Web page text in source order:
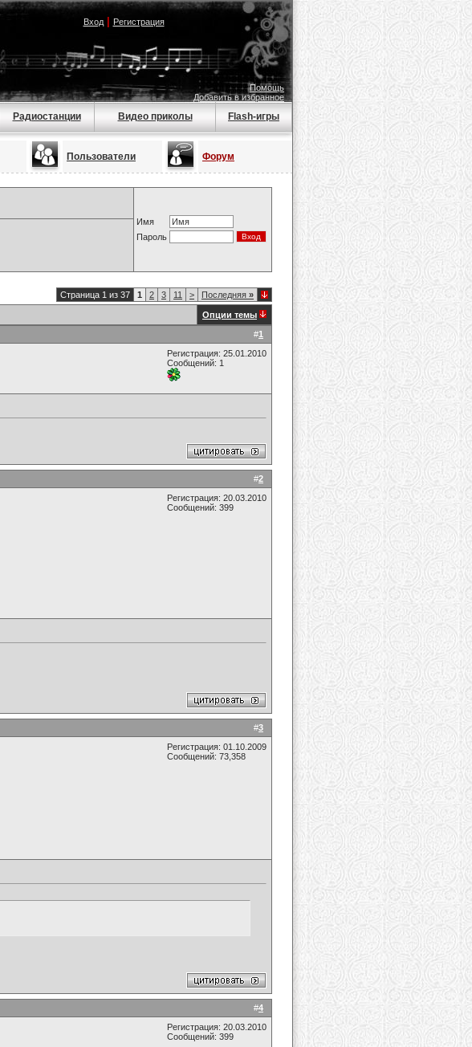
Вход| Регистрация
Помощь
Добавить в избранное
Радиостанции Видео приколы Flash-игры
Пользователи Форум
Имя
Пароль
Страница 1 из 37 1 2 3 11 > Последняя »
Опции темы
#1
Регистрация: 25.01.2010
Сообщений: 1
#2
Регистрация: 20.03.2010
Сообщений: 399
#3
Регистрация: 01.10.2009
Сообщений: 73,358
#4
Регистрация: 20.03.2010
Сообщений: 399